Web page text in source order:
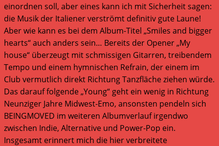
einordnen soll, aber eines kann ich mit Sicherheit sagen:
die Musik der Italiener verströmt definitiv gute Laune!
Aber wie kann es bei dem Album-Titel „Smiles and bigger
hearts“ auch anders sein… Bereits der Opener „My
house“ überzeugt mit schmissigen Gitarren, treibendem
Tempo und einem hymnischen Refrain, der einem im
Club vermutlich direkt Richtung Tanzfläche ziehen würde.
Das darauf folgende „Young“ geht ein wenig in Richtung
Neunziger Jahre Midwest-Emo, ansonsten pendeln sich
BEINGMOVED im weiteren Albumverlauf irgendwo
zwischen Indie, Alternative und Power-Pop ein.
Insgesamt erinnert mich die hier verbreitete